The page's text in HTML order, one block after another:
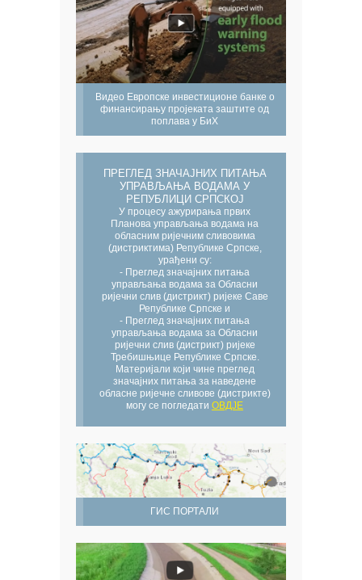
Видео Европске инвестиционе банке о
финансирању пројеката заштите од
поплава у БиХ
ПРЕГЛЕД ЗНАЧАЈНИХ ПИТАЊА
УПРАВЉАЊА ВОДАМА У
РЕПУБЛИЦИ СРПСКОЈ
У процесу ажурирања првих
Планова управљања водама на
обласним ријечним сливовима
(дистриктима) Републике Српске,
урађени су:
- Преглед значајних питања
управљања водама за Обласни
ријечни слив (дистрикт) ријеке Саве
Републике Српске и
- Преглед значајних питања
управљања водама за Обласни
ријечни слив (дистрикт) ријеке
Требишњице Републике Српске.
Материјали који чине преглед
значајних питања за наведене
обласне ријечне сливове (дистрикте)
могу се погледати ОВДЈЕ
ГИС ПОРТАЛИ